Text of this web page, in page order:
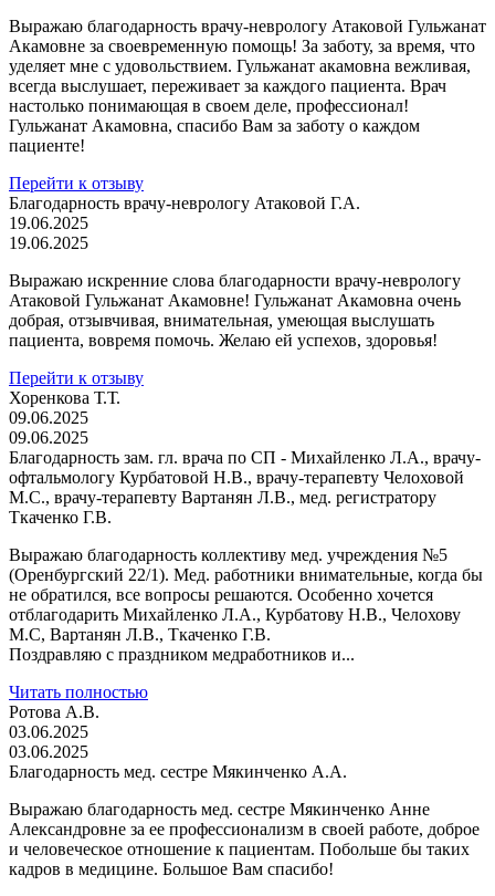
Выражаю благодарность врачу-неврологу Атаковой Гульжанат
Акамовне за своевременную помощь! За заботу, за время, что
уделяет мне с удовольствием. Гульжанат акамовна вежливая,
всегда выслушает, переживает за каждого пациента. Врач
настолько понимающая в своем деле, профессионал!
Гульжанат Акамовна, спасибо Вам за заботу о каждом
пациенте!
Перейти к отзыву
Благодарность врачу-неврологу Атаковой Г.А.
19.06.2025
19.06.2025
Выражаю искренние слова благодарности врачу-неврологу
Атаковой Гульжанат Акамовне! Гульжанат Акамовна очень
добрая, отзывчивая, внимательная, умеющая выслушать
пациента, вовремя помочь. Желаю ей успехов, здоровья!
Перейти к отзыву
Хоренкова Т.Т.
09.06.2025
09.06.2025
Благодарность зам. гл. врача по СП - Михайленко Л.А., врачу-
офтальмологу Курбатовой Н.В., врачу-терапевту Челоховой
М.С., врачу-терапевту Вартанян Л.В., мед. регистратору
Ткаченко Г.В.
Выражаю благодарность коллективу мед. учреждения №5
(Оренбургский 22/1). Мед. работники внимательные, когда бы
не обратился, все вопросы решаются. Особенно хочется
отблагодарить Михайленко Л.А., Курбатову Н.В., Челохову
М.С, Вартанян Л.В., Ткаченко Г.В.
Поздравляю с праздником медработников и...
Читать полностью
Ротова А.В.
03.06.2025
03.06.2025
Благодарность мед. сестре Мякинченко А.А.
Выражаю благодарность мед. сестре Мякинченко Анне
Александровне за ее профессионализм в своей работе, доброе
и человеческое отношение к пациентам. Побольше бы таких
кадров в медицине. Большое Вам спасибо!